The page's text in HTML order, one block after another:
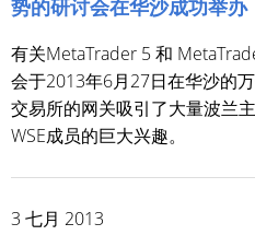
势的研讨会在华沙成功举办
有关MetaTrader 5 和
会于2013年6月27日在华沙的
交易所的网关吸引了大量波兰
WSE成员的巨大兴趣。
3 七月 2013